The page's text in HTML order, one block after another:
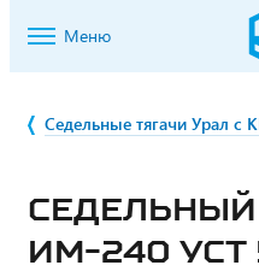
Меню
Седельные тягачи Урал с
СЕДЕЛЬНЫЙ
ИМ-240 УСТ